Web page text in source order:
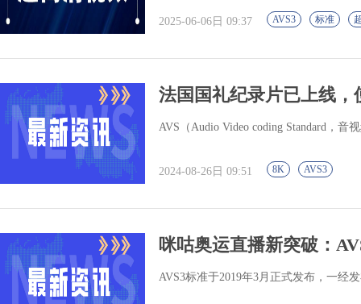
2025-06-06日 09:37 AVS3 标准
法国国礼纪录片已上线，
AVS（Audio Video coding Standard，
2024-08-26日 09:51 8K AVS3
咪咕奥运直播新突破：
AVS3标准于2019年3月正式发布，一经